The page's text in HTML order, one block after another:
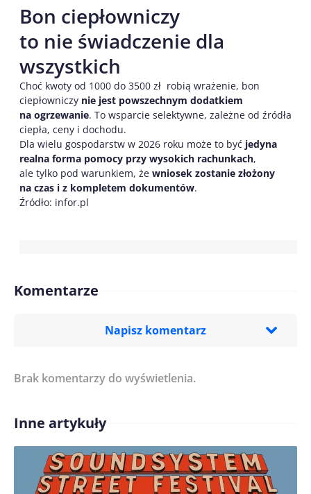
Bon ciepłowniczy
to nie świadczenie dla
wszystkich
Choć kwoty od 1000 do 3500 zł robią wrażenie, bon
ciepłowniczy nie jest powszechnym dodatkiem
na ogrzewanie. To wsparcie selektywne, zależne od źródła
ciepła, ceny i dochodu.
Dla wielu gospodarstw w 2026 roku może to być jedyna
realna forma pomocy przy wysokich rachunkach,
ale tylko pod warunkiem, że wniosek zostanie złożony
na czas i z kompletem dokumentów.
Źródło: infor.pl
Komentarze
Napisz komentarz
Treść komentarza*
Imię/ Nick*
Brak komentarzy do wyświetlenia.
Inne artykuły